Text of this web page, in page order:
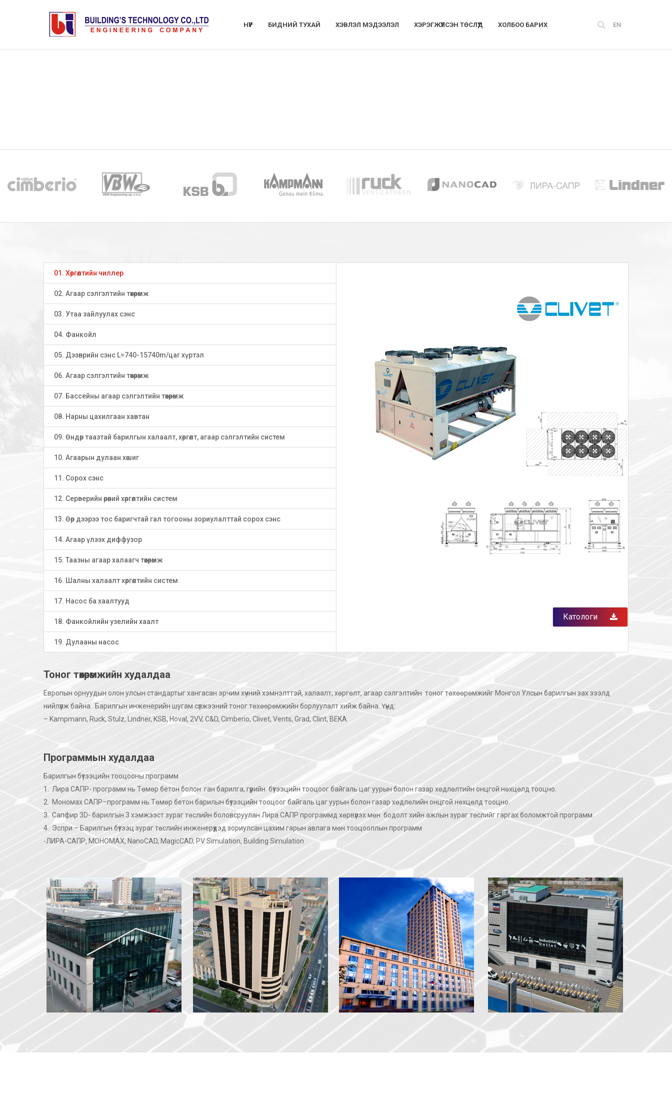
НҮҮР БИДНИЙ ТУХАЙ ХЭВЛЭЛ МЭДЭЭЛЭЛ ХЭРЭГЖҮҮЛСЭН ТӨСЛҮҮД ХОЛБОО БАРИХ EN
01. Хөргөлтийн чиллер
02. Агаар сэлгэлтийн төхөөрөмж
03. Утаа зайлуулах сэнс
04. Фанкойл
05. Дээврийн сэнс L=740-15740m/цаг хүртэл
06. Агаар сэлгэлтийн төхөөрөмж
07. Бассейны агаар сэлгэлтийн төхөөрөмж
08. Нарны цахилгаан хавтан
09. Өндөр таазтай барилгын халаалт, хөргөлт, агаар сэлгэлтийн систем
10. Агаарын дулаан хөшиг
11. Сорох сэнс
12. Серверийн өрөөний хөргөлтийн систем
13. Өөр дээрээ тос баригчтай гал тогооны зориулалттай сорох сэнс
14. Агаар үлээх диффузор
15. Таазны агаар халаагч төхөөрөмж
16. Шалны халаалт хөргөлтийн систем
17. Насос ба хаалтууд
18. Фанкойлийн узелийн хаалт
19. Дулааны насос
Катологи
Тоног төхөөрөмжийн худалдаа
Европын орнуудын олон улсын стандартыг хангасан эрчим хүчний хэмнэлттэй, халаалт, хөргөлт, агаар сэлгэлтийн тоног төхөөрөмжийг Монгол Улсын барилгын зах зээлд
нийлүүлж байна. Барилгын инженерийн шугам сүлжээний тоног төхөөрөмжийн борлуулалт хийж байна. Үүнд:
– Kampmann, Ruck, Stulz, Lindner, KSB, Hoval, 2VV, C&D, Cimberio, Clivet, Vents, Grad, Clint, BEKA
Программын худалдаа
Барилгын бүтээцийн тооцооны программ
1.
Лира САПР- программ нь Төмөр бетон болон ган барилга, гүүрийн бүтээцийн тооцоог байгаль цаг уурын болон газар хөдлөлтийн онцгой нөхцөлд тооцно.
2.
Мономах САПР–программ нь Төмөр бетон барилын бүтээцийн тооцоог байгаль цаг уурын болон газар хөдлөлийн онцгой нөхцөлд тооцно.
3.
Сапфир 3D- барилгын 3 хэмжээст зураг төслийн боловсруулан Лира САПР программд хөрвүүлэх мөн бодолт хийн ажлын зураг төслийг гаргах боломжтой программ.
4.
Эспри – Барилгын бүтээц зураг төслийн инженерүүдэд зориулсан цахим гарын авлага мөн тооцооллын программ
-ЛИРА-САПР, МОНОМАХ, NanoCAD, MagicCAD, PV Simulation, Building Simulation